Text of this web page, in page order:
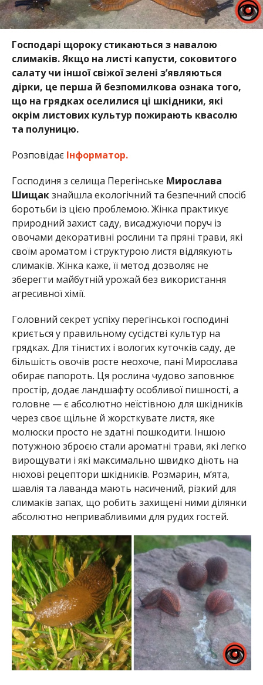
Господарі щороку стикаються з навалою
слимаків. Якщо на листі капусти, соковитого
салату чи іншої свіжої зелені з’являються
дірки, це перша й безпомилкова ознака того,
що на грядках оселилися ці шкідники, які
окрім листових культур пожирають квасолю
та полуницю.
Розповідає Інформатор.
Господиня з селища Перегінське Мирослава
Шищакзнайшла екологічний та безпечний спосіб
боротьби із цією проблемою. Жінка практикує
природний захист саду, висаджуючи поруч із
овочами декоративні рослини та пряні трави, які
своїм ароматом і структурою листя відлякують
слимаків. Жінка каже, її метод дозволяє не
зберегти майбутній урожай без використання
агресивної хімії.
Головний секрет успіху перегінської господині
криється у правильному сусідстві культур на
грядках. Для тінистих і вологих куточків саду, де
більшість овочів росте неохоче, пані Мирослава
обирає папороть. Ця рослина чудово заповнює
простір, додає ландшафту особливої пишності, а
головне — є абсолютно неїстівною для шкідників
через своє щільне й жорсткувате листя, яке
молюски просто не здатні пошкодити. Іншою
потужною зброєю стали ароматні трави, які легко
вирощувати і які максимально швидко діють на
нюхові рецептори шкідників. Розмарин, м’ята,
шавлія та лаванда мають насичений, різкий для
слимаків запах, що робить захищені ними ділянки
абсолютно непривабливими для рудих гостей.